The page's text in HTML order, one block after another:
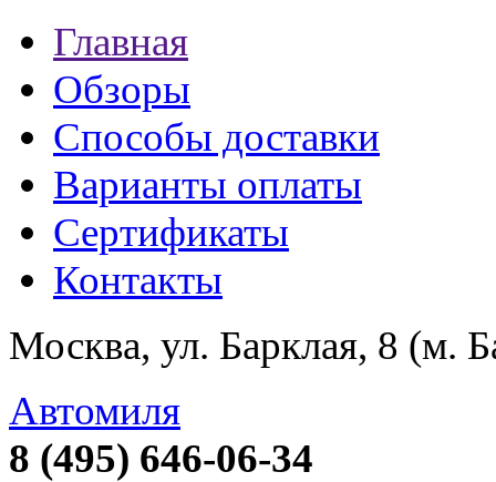
Главная
Обзоры
Способы доставки
Варианты оплаты
Сертификаты
Контакты
Москва, ул. Барклая, 8 (м.
Автомиля
8 (495) 646-06-34